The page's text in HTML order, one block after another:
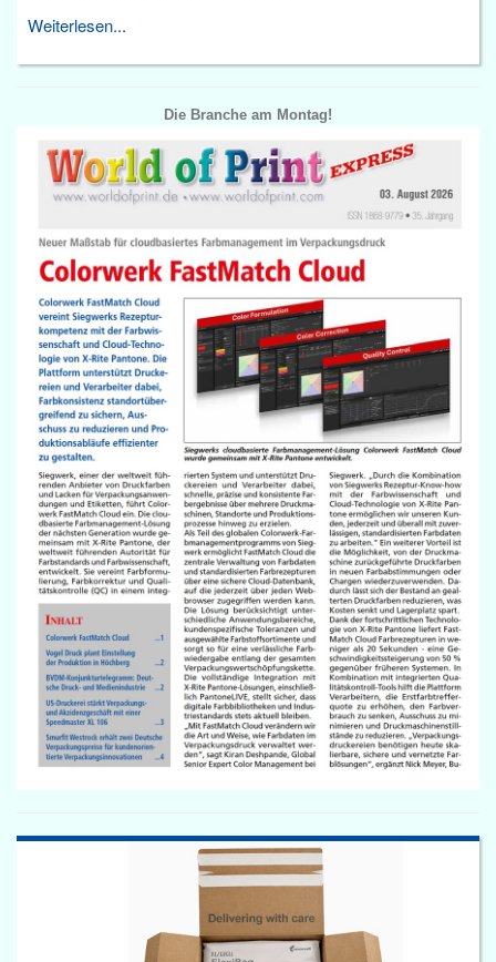
Weiterlesen...
Die Branche am Montag!